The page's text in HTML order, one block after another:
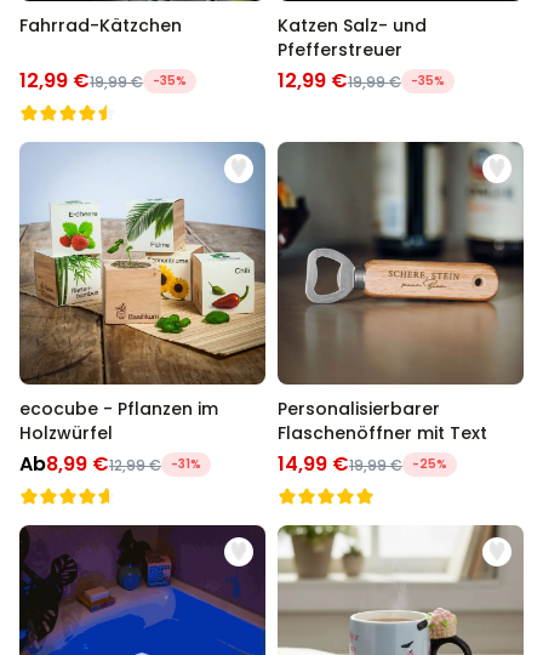
Fahrrad-Kätzchen
12,99 €19,99 € -35%
Katzen Salz- und
Pfefferstreuer
12,99 €19,99 € -35%
ecocube - Pflanzen im
Holzwürfel
Ab8,99 €12,99 € -31%
Personalisierbarer
Flaschenöffner mit Text
14,99 €19,99 € -25%